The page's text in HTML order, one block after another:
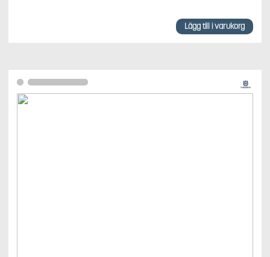
Lägg till i varukorg